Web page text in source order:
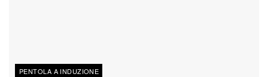
PENTOLA A INDUZIONE